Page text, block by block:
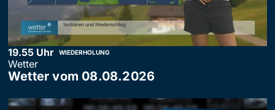
19.55 Uhr WIEDERHOLUNG
Wetter
Wetter vom 08.08.2026